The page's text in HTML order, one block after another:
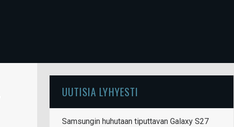
UUTISIA LYHYESTI
Samsungin huhutaan tiputtavan Galaxy S27